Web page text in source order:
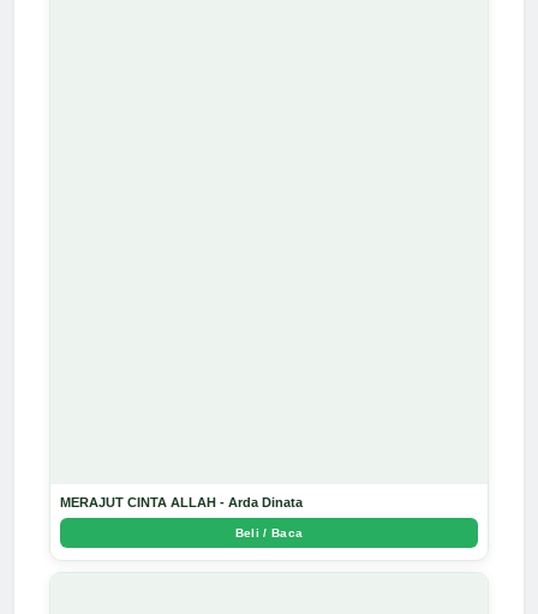
MERAJUT CINTA ALLAH - Arda Dinata
Beli / Baca